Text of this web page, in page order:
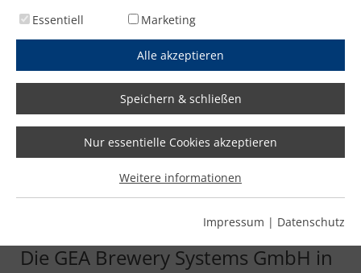
Durchlaufzeit von eineinhalb
Wochen auf einen Tag
Die GEA Brewery Systems GmbH in
Essentiell
Marketing
Alle akzeptieren
Speichern & schließen
Nur essentielle Cookies akzeptieren
Weitere informationen
Impressum | Datenschutz